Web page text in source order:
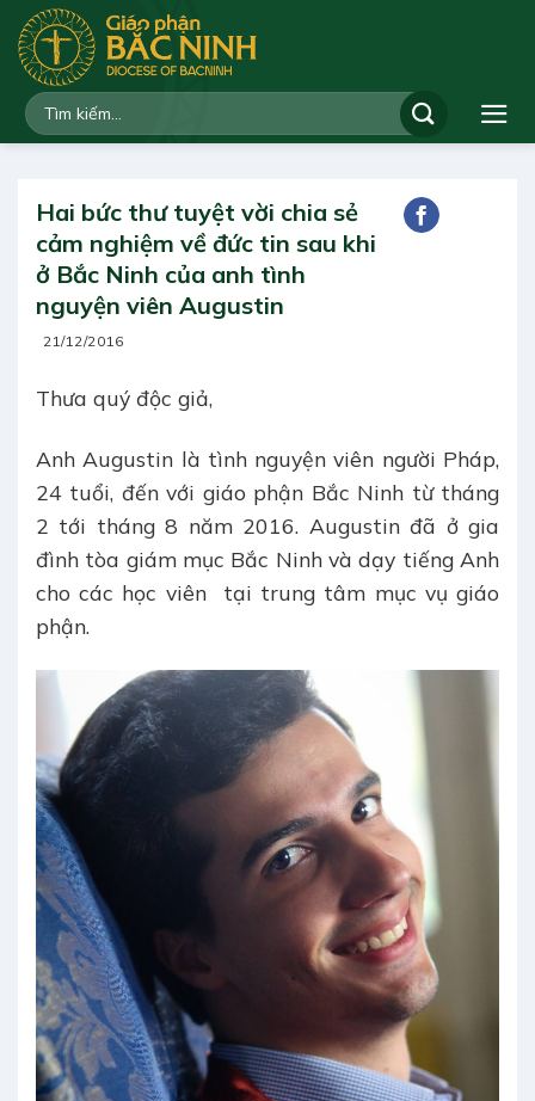
qua
dung
Hai bức thư tuyệt vời chia sẻ
cảm nghiệm về đức tin sau khi
ở Bắc Ninh của anh tình
nguyện viên Augustin
21/12/2016
Thưa quý độc giả,
Anh Augustin là tình nguyện viên người Pháp,
24 tuổi, đến với giáo phận Bắc Ninh từ tháng
2 tới tháng 8 năm 2016. Augustin đã ở gia
đình tòa giám mục Bắc Ninh và dạy tiếng Anh
cho các học viên tại trung tâm mục vụ giáo
phận.